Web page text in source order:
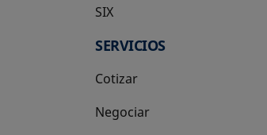
SIX
se abre en una pestaña nueva
SERVICIOS
Cotizar
Negociar